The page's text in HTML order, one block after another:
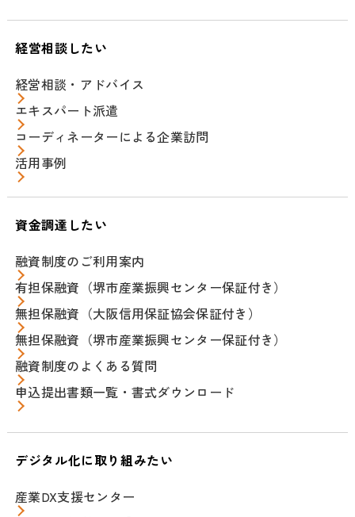
経営相談したい
経営相談・アドバイス
エキスパート派遣
コーディネーターによる企業訪問
活用事例
資金調達したい
融資制度のご利用案内
有担保融資（堺市産業振興センター保証付き）
無担保融資（大阪信用保証協会保証付き）
無担保融資（堺市産業振興センター保証付き）
融資制度のよくある質問
申込提出書類一覧・書式ダウンロード
デジタル化に取り組みたい
産業DX支援センター